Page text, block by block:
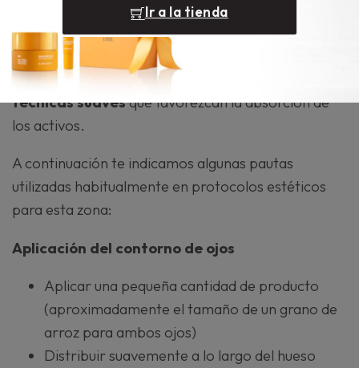
En estética profesional, tanto el contorno de ojos,
como los sérums drenantes y las mascarillas
descongestivas
deben aplicarse respetando la
delicadeza de la zona periocular y siguiendo
técnicas suavesque favorezcan la absorción de
los activos.
A continuación te indicamos algunas pautas
utilizadas habitualmente en protocolos estéticos
para esta zona:
Aplicación del contorno de ojos
Aplicar una pequeña cantidad de producto
(aproximadamente el tamaño de un grano de
arroz para ambos ojos)
Distribuir suavemente a lo largo del hueso
Ir a la tienda